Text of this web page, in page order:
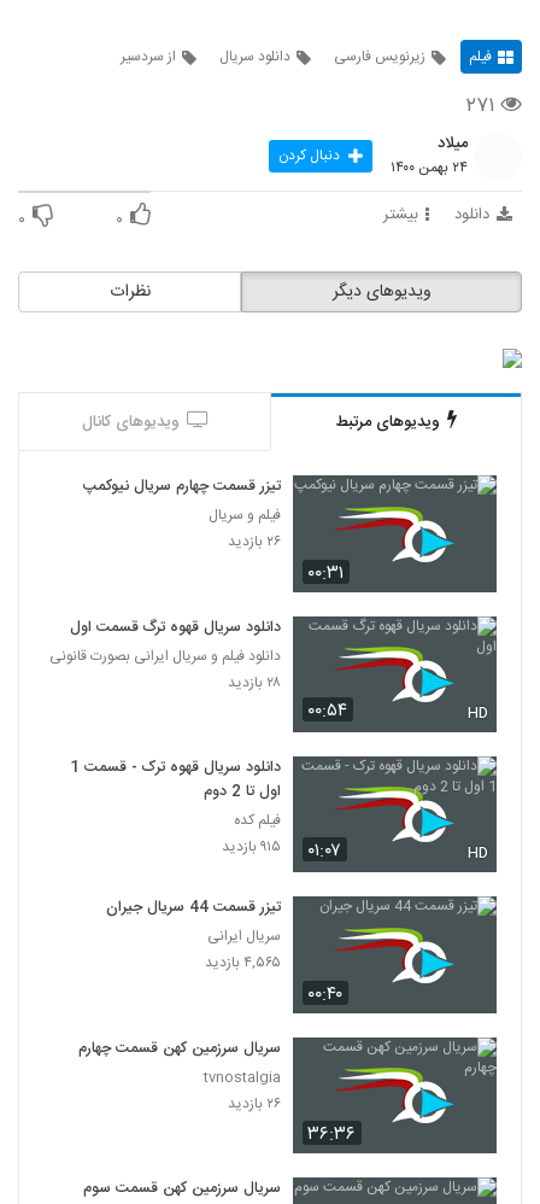
فیلم زیرنویس فارسی دانلود سریال از سردسیر
۲۷۱
میلاد
۲۴ بهمن ۱۴۰۰ دنبال کردن
دانلود بیشتر ۰ ۰
نظرات ویدیوهای دیگر
ویدیوهای مرتبط ویدیوهای کانال
۰۰:۳۱
تیزر قسمت چهارم سریال نیوکمپ
فیلم و سریال
۲۶ بازدید
۰۰:۵۴ HD
دانلود سریال قهوه ترگ قسمت اول
دانلود فیلم و سریال ایرانی بصورت قانونی
۲۸ بازدید
۰۱:۰۷ HD
دانلود سریال قهوه ترک - قسمت 1
اول تا 2 دوم
فیلم کده
۹۱۵ بازدید
۰۰:۴۰
تیزر قسمت 44 سریال جیران
سریال ایرانی
۴,۵۶۵ بازدید
۳۶:۳۶
سریال سرزمین کهن قسمت چهارم
tvnostalgia
۲۶ بازدید
سریال سرزمین کهن قسمت سوم